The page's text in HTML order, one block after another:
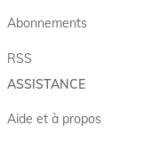
Abonnements
RSS
ASSISTANCE
Aide et à propos